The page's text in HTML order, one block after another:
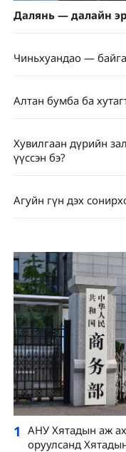
Далянь — далайн
Чиньхуандао —
Алтан бумба ба
Хувилгаан дүрийн
үүссэн бэ?
Агуйн гүн дэх
1 АНУ Хятадын аж
оруулсанд